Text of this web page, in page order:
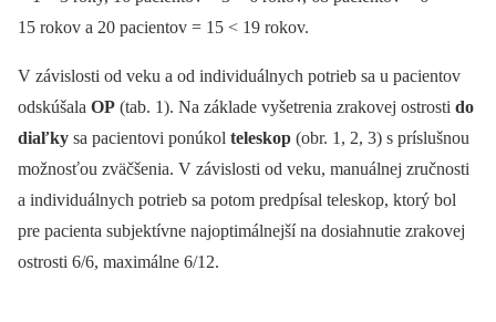
15 rokov a 20 pacientov = 15 < 19 rokov.
V závislosti od veku a od individuálnych potrieb sa u pacientov
odskúšala OP (tab. 1). Na základe vyšetrenia zrakovej ostrosti do
diaľky sa pacientovi ponúkol teleskop (obr. 1, 2, 3) s príslušnou
možnosťou zväčšenia. V závislosti od veku, manuálnej zručnosti
a individuálnych potrieb sa potom predpísal teleskop, ktorý bol
pre pacienta subjektívne najoptimálnejší na dosiahnutie zrakovej
ostrosti 6/6, maximálne 6/12.